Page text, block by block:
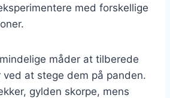
med forskellige
måder at tilberede
ved at stege dem på panden.
gylden skorpe, mens